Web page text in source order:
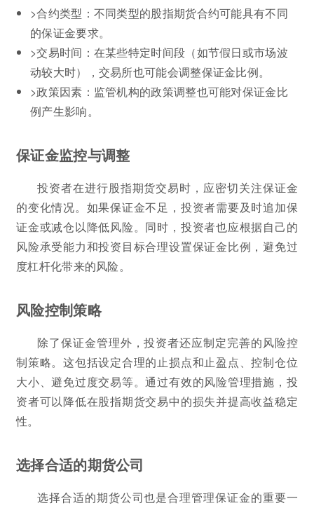
>合约类型：不同类型的股指期货合约可能具有不同
的保证金要求。
>交易时间：在某些特定时间段（如节假日或市场波
动较大时），交易所也可能会调整保证金比例。
>政策因素：监管机构的政策调整也可能对保证金比
例产生影响。
保证金监控与调整
投资者在进行股指期货交易时，应密切关注保证金
的变化情况。如果保证金不足，投资者需要及时追加保
证金或减仓以降低风险。同时，投资者也应根据自己的
风险承受能力和投资目标合理设置保证金比例，避免过
度杠杆化带来的风险。
风险控制策略
除了保证金管理外，投资者还应制定完善的风险控
制策略。这包括设定合理的止损点和止盈点、控制仓位
大小、避免过度交易等。通过有效的风险管理措施，投
资者可以降低在股指期货交易中的损失并提高收益稳定
性。
选择合适的期货公司
选择合适的期货公司也是合理管理保证金的重要一